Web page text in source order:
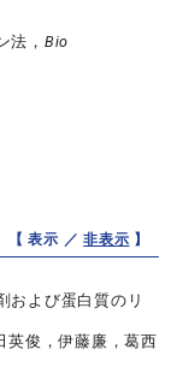
法， Bio
【 表示 ／非表示 】
および蛋白質のリ
英俊，伊藤廉，葛西